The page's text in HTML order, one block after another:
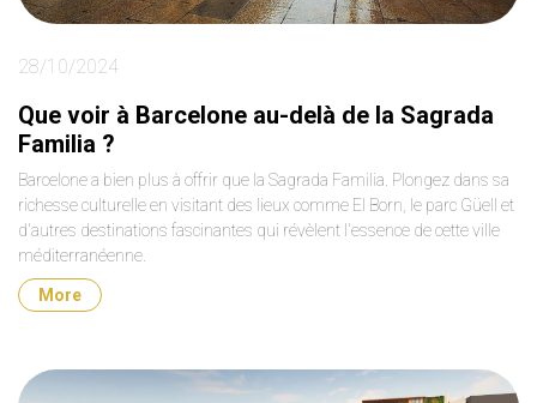
28/10/2024
Que voir à Barcelone au-delà de la Sagrada
Familia ?
Barcelone a bien plus à offrir que la Sagrada Familia. Plongez dans sa
richesse culturelle en visitant des lieux comme El Born, le parc Güell et
d'autres destinations fascinantes qui révèlent l'essence de cette ville
méditerranéenne.
More